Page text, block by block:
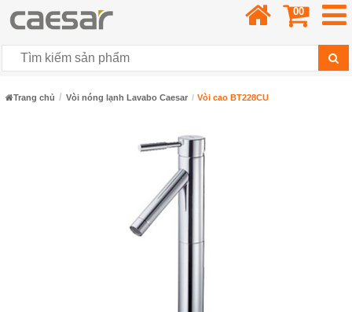
00
Trang chủ Vòi nóng lạnh Lavabo Caesar Vòi cao BT228CU